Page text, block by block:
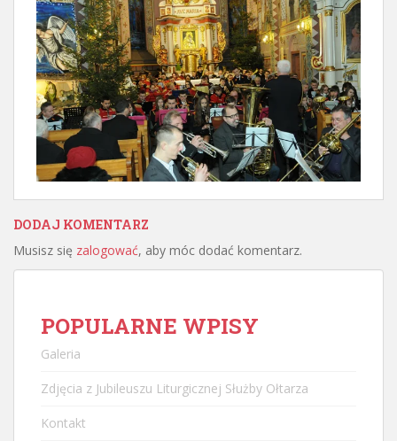
DODAJ KOMENTARZ
Musisz się zalogować, aby móc dodać komentarz.
POPULARNE WPISY
Galeria
Zdjęcia z Jubileuszu Liturgicznej Służby Ołtarza
Kontakt